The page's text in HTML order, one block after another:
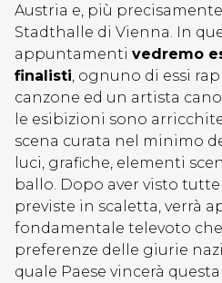
Austria e, più
Stadthalle di Vienna. In
appuntamenti vedremo
finalisti, ognuno di essi
canzone ed un artista
le esibizioni sono
scena curata nel minimo
luci, grafiche, elementi
ballo. Dopo aver visto
previste in scaletta, verrà
fondamentale televoto
preferenze delle giurie
quale Paese vincerà